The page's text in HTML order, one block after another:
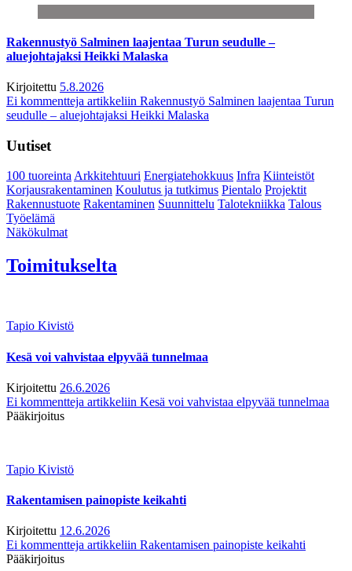
Rakennustyö Salminen laajentaa Turun seudulle –
aluejohtajaksi Heikki Malaska
Kirjoitettu 5.8.2026
Ei kommentteja artikkeliin Rakennustyö Salminen laajentaa Turun
seudulle – aluejohtajaksi Heikki Malaska
Uutiset
100 tuoreintaArkkitehtuuri Energiatehokkuus Infra Kiinteistöt
Korjausrakentaminen Koulutus ja tutkimus Pientalo Projektit
Rakennustuote Rakentaminen Suunnittelu Talotekniikka Talous
Työelämä
Näkökulmat
Toimitukselta
Tapio Kivistö
Kesä voi vahvistaa elpyvää tunnelmaa
Kirjoitettu 26.6.2026
Ei kommentteja artikkeliin Kesä voi vahvistaa elpyvää tunnelmaa
Pääkirjoitus
Tapio Kivistö
Rakentamisen painopiste keikahti
Kirjoitettu 12.6.2026
Ei kommentteja artikkeliin Rakentamisen painopiste keikahti
Pääkirjoitus